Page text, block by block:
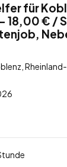
für
18,00 € /
Rheinland-